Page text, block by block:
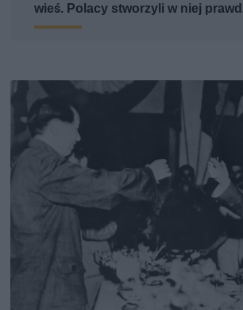
wieś. Polacy stworzyli w niej